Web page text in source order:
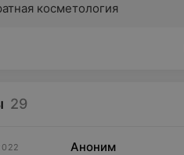
косметология
29
Аноним